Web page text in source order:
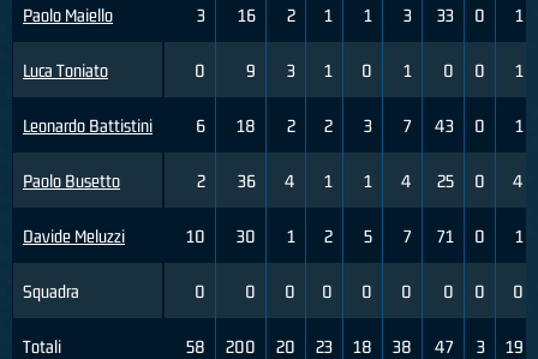
Paolo Maiello
Luca Toniato
Leonardo Battistini
Paolo Busetto
Davide Meluzzi
Squadra
Totali
3 16 2 1 1 3 33 0 1
0 9 3 1 0 1 0 0 1
6 18 2 2 3 7 43 0 1
2 36 4 1 1 4 25 0 4
10 30 1 2 5 7 71 0 1
0 0 0 0 0 0 0 0 0
58 200 20 23 18 38 47 3 19